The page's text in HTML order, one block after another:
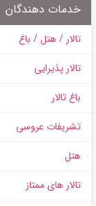
خدمات دهندگان
تالار / هتل / باغ
تالار پذیرایی
باغ تالار
تشریفات عروسی
هتل
تالار های ممتاز